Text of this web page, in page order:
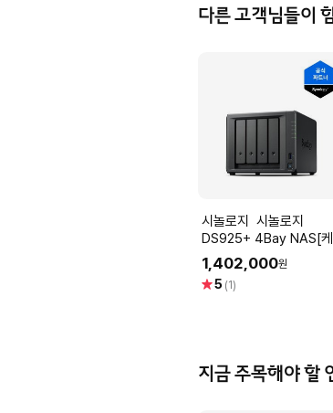
다른 고객님들이
시놀로지 시놀로지
DS925+ 4Bay NAS[케
스][공식총판]
1,402,000원
별 5 (1)
지금 주목해야 할